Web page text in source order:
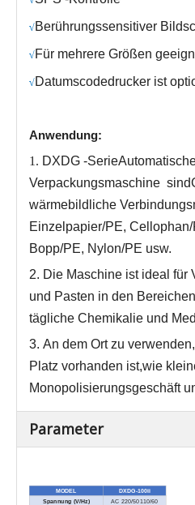
√Berührungssensitiver
√Für mehrere Größen
√Datumscodedrucker ist
Anwendung:
1. DXDG -Serie
Verpackungsmaschine sind
wärmebildliche
Einzelpapier/PE,
Bopp/PE, Nylon/PE usw.
2. Die Maschine ist ideal für
und Pasten in den
tägliche Chemikalie und
3. An dem Ort zu
Platz vorhanden ist,wie
Monopolisierungsgeschäft
Parameter
MODEL
DXDG-100ii
Spannung (V/Hz)
AC 220/50 110/60